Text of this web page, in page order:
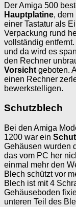
Der Amiga 500
Hauptplatine, dem
einer Tastatur als
Verpackung rund
vollständig
und da wird es
den Rechner
Vorsicht geboten.
einen Rechner
bewerkstelligen.
Schutzblech
Bei den Amiga
1200 war ein
Gehäusen wurden
das vom PC her
einmal mehr den
Blech schützt vor
Blech ist mit 4
Gehäuseboden
unteren Teil des